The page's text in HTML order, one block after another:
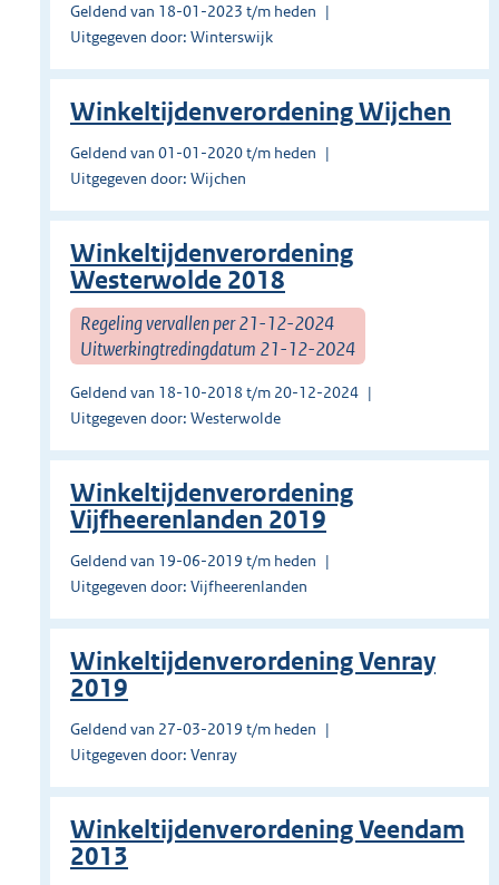
Geldend van 18-01-2023 t/m heden
Uitgegeven door: Winterswijk
Winkeltijdenverordening Wijchen
Geldend van 01-01-2020 t/m heden
Uitgegeven door: Wijchen
Winkeltijdenverordening
Westerwolde 2018
Regeling vervallen per 21-12-2024
Uitwerkingtredingdatum 21-12-2024
Geldend van 18-10-2018 t/m 20-12-2024
Uitgegeven door: Westerwolde
Winkeltijdenverordening
Vijfheerenlanden 2019
Geldend van 19-06-2019 t/m heden
Uitgegeven door: Vijfheerenlanden
Winkeltijdenverordening Venray
2019
Geldend van 27-03-2019 t/m heden
Uitgegeven door: Venray
Winkeltijdenverordening Veendam
2013